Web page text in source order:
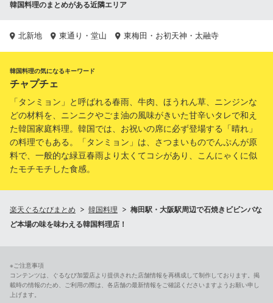
韓国料理のまとめがある近隣エリア
北新地 東通り・堂山 東梅田・お初天神・太融寺
韓国料理の気になるキーワード
チャプチェ
「タンミョン」と呼ばれる春雨、牛肉、ほうれん草、ニンジンな
どの材料を、ニンニクやごま油の風味がきいた甘辛いタレで和え
た韓国家庭料理。韓国では、お祝いの席に必ず登場する「晴れ」
の料理でもある。「タンミョン」は、さつまいものでんぷんが原
料で、一般的な緑豆春雨より太くてコシがあり、こんにゃくに似
たモチモチした食感。
楽天ぐるなびまとめ 韓国料理
梅田駅・大阪駅周辺で石焼きビビンバな
ど本場の味を味わえる韓国料理店！
※ご注意事項
コンテンツは、ぐるなび加盟店より提供された店舗情報を再構成して制作しております。掲
載時の情報のため、ご利用の際は、各店舗の最新情報をご確認くださいますようお願い申し
上げます。